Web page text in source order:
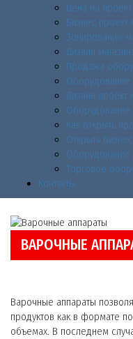
Цена на проект
Бизнес проект
Зонирование
Дизайн
Продажа
Оборудование
Дизайн проект
Оборудование
Как открыть
Открыть
Оборудование
Торговое
Контакты
ВАРОЧНЫЕ
Варочные аппараты
продуктов как в формате
объемах. В последнем